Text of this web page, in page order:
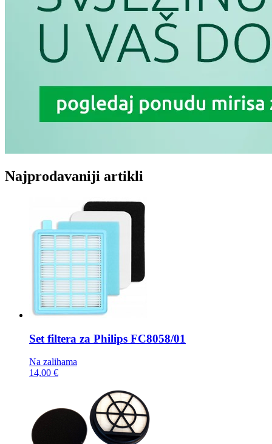
Najprodavaniji artikli
Set filtera za Philips FC8058/01
Na zalihama
14,00 €